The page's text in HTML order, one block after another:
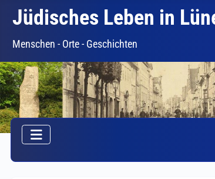
Jüdisches Leben in
Menschen - Orte - Geschichten